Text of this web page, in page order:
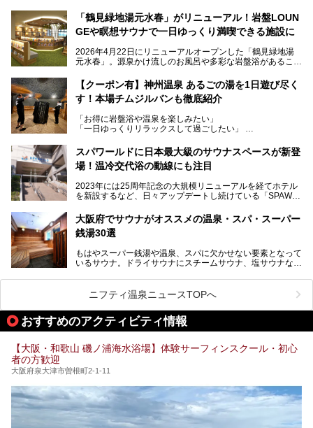
当初の計画から約5年の時を経て誕生した本施設は、温泉・
サウナ・岩盤浴・フィットネス・ラウンジ・レストランなど
を融合した、これまでの“水春”のイメージをさらに進化させ
今回はオープン前の内覧会に参加し、館内のこだわりポイン
サウナー注目の3種のサウナや160cmの深水風呂、没入感の
高い岩盤浴エリア、日本最大の台数を誇る最新AIフィットネ
スマシンなど、見どころ満載の館内を詳しくご紹介します。
「鶴見緑地湯元水春」がリニューアル！岩盤LOUN
GEや瞑想サウナで一日ゆっくり満喫できる施設に
2026年4月22日にリニューアルオープンした「鶴見緑地湯
元水春」。源泉かけ流しのお風呂や多彩な岩盤浴があること
に“一日中くつろげる場所”としてパワーアップしています。
今回のリニューアルでは、新たに登場した瞑想サウナをはじ
見どころが盛りだくさん。日常の疲れを癒やしたい方はもち
ろん、休日にゆったり過ごしたい方にもぴったりの内容とな
本記事では、そんなリニューアル後の注目ポイントを詳しく
紹介します。これから「鶴見緑地湯元水春」に訪れる方や、
い。
【クーポン有】神州温泉 あるごの湯を1日遊び尽く
す！本場チムジルバンも徹底紹介
「お得に岩盤浴や温泉を楽しみたい」
「一日ゆっくりリラックスして過ごしたい」
利用できる「神州温泉 あるごの湯」です。
あるごの湯は、大阪府豊中市にある日帰り温浴施設で、阪急
チムジルバン（岩盤浴）を中心に、発汗・リラックス・漫画
タイムまで満喫できる長時間滞在型の施設なので、一日中ゆ
る迫力ある熱波パフォーマンスも毎日行われており、“とと
のう”体験をしっかり楽しめるのもポイントです。
ケやボウリングといった遊び場もあり、友人同士やカップル
で“遊び+癒し”の一日を過ごすのにもぴったり。
処にいたるまで魅力をたっぷり堪能してきたので、その全容
スパワールドに日本最大級のサウナスペースが新登
場！温冷交代浴の動線にも注目
2023年には25周年記念の大規模リニューアルを経てホテル
を新設するなど、日々アップデートし続けている「SPAWO
そんなスパワールドが2025年11月15日（土）に、新たな浴
室や日本最大級140人収容の大規模サウナを携えてリニュー
アルオープン！浴室である4F・6Fそれぞれにリニューアル
大規模リニューアルの全容を確認すべく、リニューアルプレ
オープンイベントに行ってきました！今回はそのリニューア
大阪府でサウナがオススメの温泉・スパ・スーパー
銭湯30選
もはやスーパー銭湯や温泉、スパに欠かせない要素となって
いるサウナ。ドライサウナにスチームサウナ、塩サウナな
ペース、ロウリュウなど、心ゆくまで楽しむためのサービス
が充実した施設も多くみられます。
今回はそんなサウナにこだわった、大阪府内のオススメ温
泉・銭湯・スパを30件紹介したいと思います！
ニフティ温泉ニュースTOPへ
おすすめのアクティビティ情報
【大阪・和歌山 磯ノ浦海水浴場】体験サーフィンスクール・初心
者の方歓迎
大阪府泉大津市曽根町2-1-11